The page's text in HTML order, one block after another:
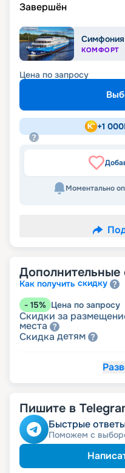
Завершён
КОМФОРТ
Цена по запросу
+1 000
Моментально
Дополнительные
Как получить скидку
- 15% Цена по запросу
Скидки за
места
Скидка детям
Цена по запросу
Скидкамолодожёнам
Пишите в
Быстрые
Поможем с